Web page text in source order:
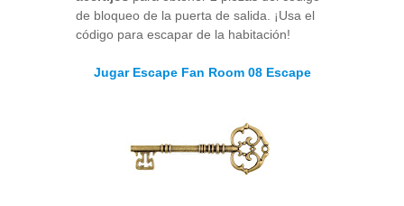
de bloqueo de la puerta de salida. ¡Usa el
código para escapar de la habitación!
Jugar Escape Fan Room 08 Escape